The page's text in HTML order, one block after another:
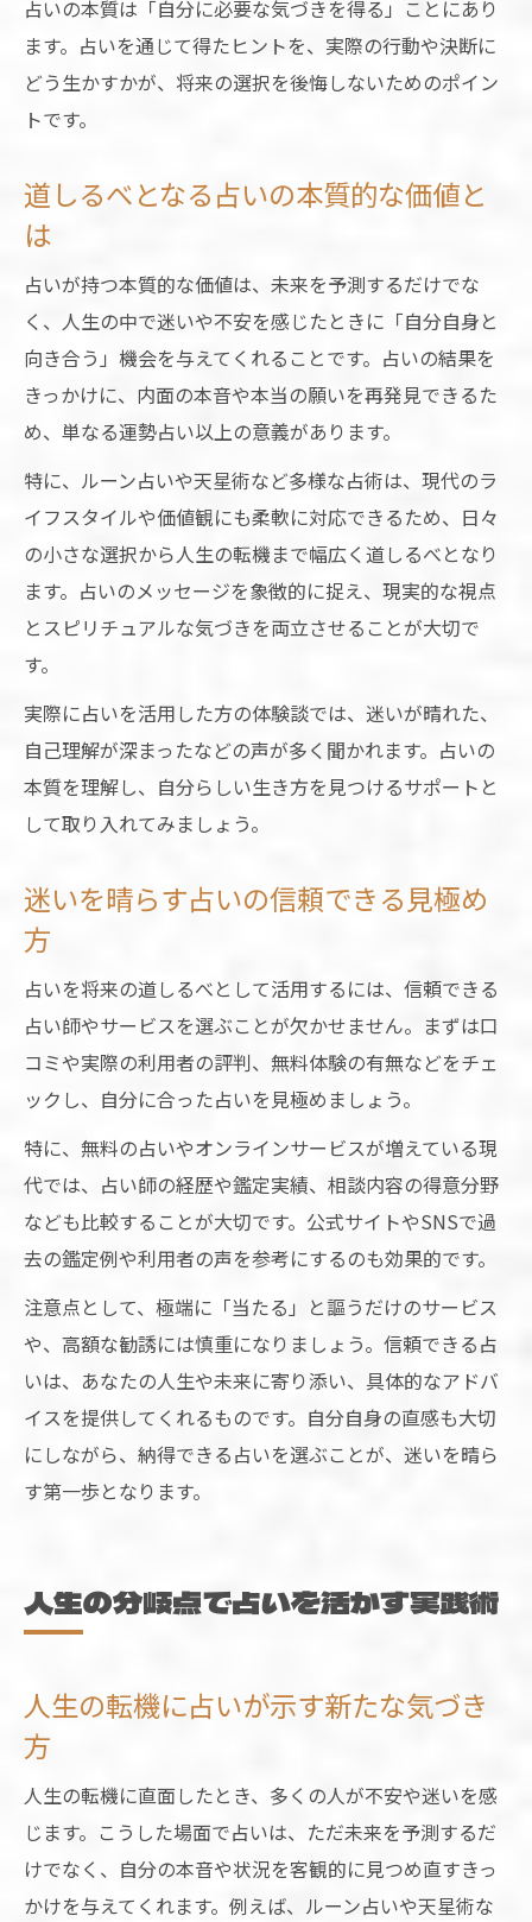
占いの本質は「自分に必要な気づきを得る」ことにあり
ます。占いを通じて得たヒントを、実際の行動や決断に
どう生かすかが、将来の選択を後悔しないためのポイン
トです。
道しるべとなる占いの本質的な価値と
は
占いが持つ本質的な価値は、未来を予測するだけでな
く、人生の中で迷いや不安を感じたときに「自分自身と
向き合う」機会を与えてくれることです。占いの結果を
きっかけに、内面の本音や本当の願いを再発見できるた
め、単なる運勢占い以上の意義があります。
特に、ルーン占いや天星術など多様な占術は、現代のラ
イフスタイルや価値観にも柔軟に対応できるため、日々
の小さな選択から人生の転機まで幅広く道しるべとなり
ます。占いのメッセージを象徴的に捉え、現実的な視点
とスピリチュアルな気づきを両立させることが大切で
す。
実際に占いを活用した方の体験談では、迷いが晴れた、
自己理解が深まったなどの声が多く聞かれます。占いの
本質を理解し、自分らしい生き方を見つけるサポートと
して取り入れてみましょう。
迷いを晴らす占いの信頼できる見極め
方
占いを将来の道しるべとして活用するには、信頼できる
占い師やサービスを選ぶことが欠かせません。まずは口
コミや実際の利用者の評判、無料体験の有無などをチェ
ックし、自分に合った占いを見極めましょう。
特に、無料の占いやオンラインサービスが増えている現
代では、占い師の経歴や鑑定実績、相談内容の得意分野
なども比較することが大切です。公式サイトやSNSで過
去の鑑定例や利用者の声を参考にするのも効果的です。
注意点として、極端に「当たる」と謳うだけのサービス
や、高額な勧誘には慎重になりましょう。信頼できる占
いは、あなたの人生や未来に寄り添い、具体的なアドバ
イスを提供してくれるものです。自分自身の直感も大切
にしながら、納得できる占いを選ぶことが、迷いを晴ら
す第一歩となります。
人生の分岐点で占いを活かす実践術
人生の転機に占いが示す新たな気づき
方
人生の転機に直面したとき、多くの人が不安や迷いを感
じます。こうした場面で占いは、ただ未来を予測するだ
けでなく、自分の本音や状況を客観的に見つめ直すきっ
かけを与えてくれます。例えば、ルーン占いや天星術な